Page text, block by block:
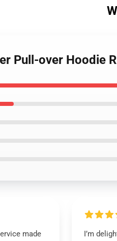
Pull-over Hoodie
made
I’m